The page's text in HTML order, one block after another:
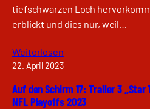
tiefschwarzen Loch
erblickt und dies nur, weil…
Weiterlesen
22. April 2023
Auf den Schirm 17: Trailer 3
NFL Playoffs 2023